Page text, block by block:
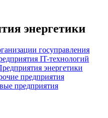
энергетики
госуправления
IT-технологий
энергетики
предприятия
предприятия